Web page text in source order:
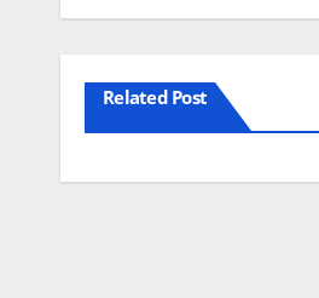
Related Post